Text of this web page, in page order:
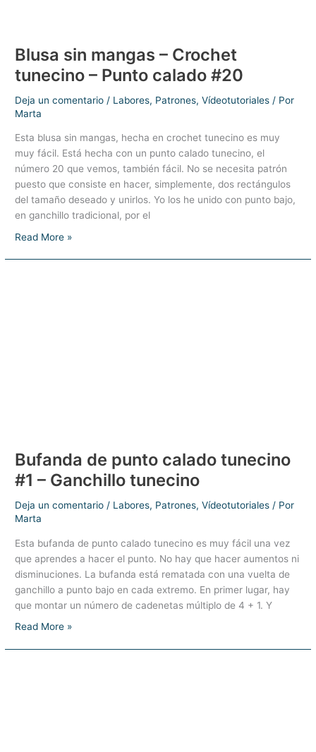
Blusa sin mangas – Crochet
tunecino – Punto calado #20
Deja un comentario / Labores, Patrones,Vídeotutoriales / Por
Marta
Esta blusa sin mangas, hecha en crochet tunecino es muy
muy fácil. Está hecha con un punto calado tunecino, el
número 20 que vemos, también fácil. No se necesita patrón
puesto que consiste en hacer, simplemente, dos rectángulos
del tamaño deseado y unirlos. Yo los he unido con punto bajo,
en ganchillo tradicional, por el
Blusa
Read More »
Bufanda de punto calado tunecino
#1 – Ganchillo tunecino
Deja un comentario / Labores, Patrones,Vídeotutoriales / Por
Marta
Esta bufanda de punto calado tunecino es muy fácil una vez
que aprendes a hacer el punto. No hay que hacer aumentos ni
disminuciones. La bufanda está rematada con una vuelta de
ganchillo a punto bajo en cada extremo. En primer lugar, hay
que montar un número de cadenetas múltiplo de 4 + 1. Y
Bufanda
Read More »